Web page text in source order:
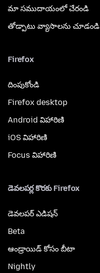
మా సముదాయంలో చేరండి
తోడ్పాటు వ్యాసాలను చూడండి
Firefox
దింపుకోండి
Firefox desktop
Android విహారిణి
iOS విహారిణి
Focus విహారిణి
డెవలపర్ల కొరకు Firefox
డెవలపర్ ఎడిషన్
Beta
ఆండ్రాయిడ్ కోసం బీటా
Nightly